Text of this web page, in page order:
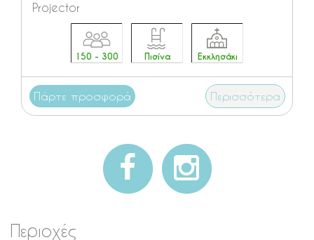
Projector
150 - 300 Πισίνα Εκκλησάκι
Πάρτε προσφορά Περισσότερα
Περιοχές